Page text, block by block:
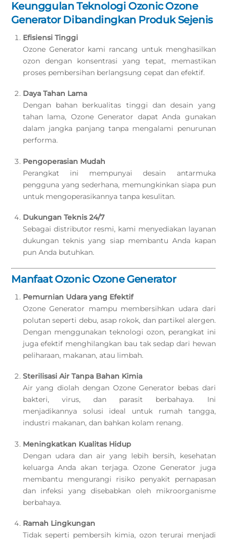
Keunggulan Teknologi Ozonic Ozone
Generator Dibandingkan Produk Sejenis
Efisiensi Tinggi
Ozone Generator kami rancang untuk menghasilkan
ozon dengan konsentrasi yang tepat, memastikan
proses pembersihan berlangsung cepat dan efektif.
Daya Tahan Lama
Dengan bahan berkualitas tinggi dan desain yang
tahan lama, Ozone Generator dapat Anda gunakan
dalam jangka panjang tanpa mengalami penurunan
performa.
Pengoperasian Mudah
Perangkat ini mempunyai desain antarmuka
pengguna yang sederhana, memungkinkan siapa pun
untuk mengoperasikannya tanpa kesulitan.
Dukungan Teknis 24/7
Sebagai distributor resmi, kami menyediakan layanan
dukungan teknis yang siap membantu Anda kapan
pun Anda butuhkan.
Manfaat Ozonic Ozone Generator
Pemurnian Udara yang Efektif
Ozone Generator mampu membersihkan udara dari
polutan seperti debu, asap rokok, dan partikel alergen.
Dengan menggunakan teknologi ozon, perangkat ini
juga efektif menghilangkan bau tak sedap dari hewan
peliharaan, makanan, atau limbah.
Sterilisasi Air Tanpa Bahan Kimia
Air yang diolah dengan Ozone Generator bebas dari
bakteri, virus, dan parasit berbahaya. Ini
menjadikannya solusi ideal untuk rumah tangga,
industri makanan, dan bahkan kolam renang.
Meningkatkan Kualitas Hidup
Dengan udara dan air yang lebih bersih, kesehatan
keluarga Anda akan terjaga. Ozone Generator juga
membantu mengurangi risiko penyakit pernapasan
dan infeksi yang disebabkan oleh mikroorganisme
berbahaya.
Ramah Lingkungan
Tidak seperti pembersih kimia, ozon terurai menjadi